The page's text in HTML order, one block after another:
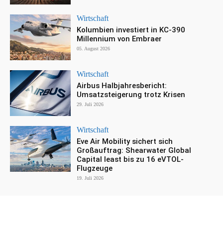
Wirtschaft
Kolumbien investiert in KC-390
Millennium von Embraer
05. August 2026
Wirtschaft
Airbus Halbjahresbericht:
Umsatzsteigerung trotz Krisen
29. Juli 2026
Wirtschaft
Eve Air Mobility sichert sich
Großauftrag: Shearwater Global
Capital least bis zu 16 eVTOL-
Flugzeuge
19. Juli 2026